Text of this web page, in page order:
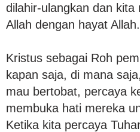
dilahir-ulangkan dan kita
Allah dengan hayat Allah.
Kristus sebagai Roh
kapan saja, di mana
mau bertobat, percaya
membuka hati mereka
Ketika kita percaya